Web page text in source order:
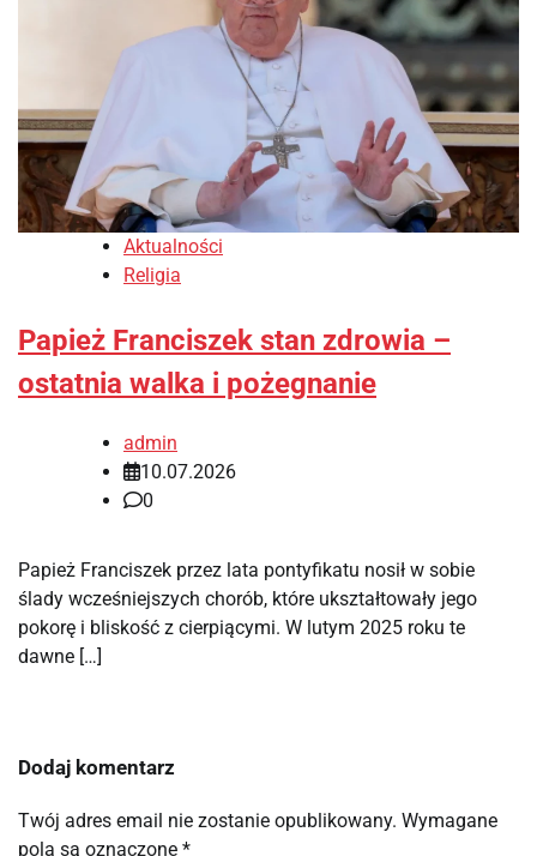
Aktualności
Religia
Papież Franciszek stan zdrowia –
ostatnia walka i pożegnanie
admin
10.07.2026
0
Papież Franciszek przez lata pontyfikatu nosił w sobie
ślady wcześniejszych chorób, które ukształtowały jego
pokorę i bliskość z cierpiącymi. W lutym 2025 roku te
dawne […]
Dodaj komentarz
Twój adres email nie zostanie opublikowany. Wymagane
pola są oznaczone *